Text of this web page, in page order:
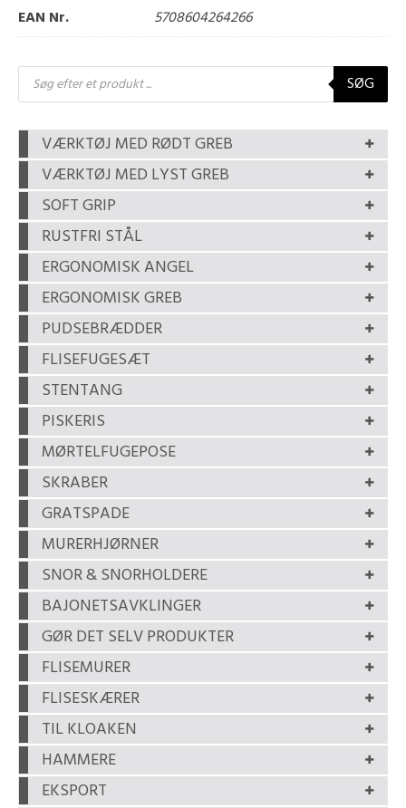
EAN Nr.
5708604264266
Products
search SØG
VÆRKTØJ MED RØDT GREB
VÆRKTØJ MED LYST GREB
SOFT GRIP
RUSTFRI STÅL
ERGONOMISK ANGEL
ERGONOMISK GREB
PUDSEBRÆDDER
FLISEFUGESÆT
STENTANG
PISKERIS
MØRTELFUGEPOSE
SKRABER
GRATSPADE
MURERHJØRNER
SNOR & SNORHOLDERE
BAJONETSAVKLINGER
GØR DET SELV PRODUKTER
FLISEMURER
FLISESKÆRER
TIL KLOAKEN
HAMMERE
EKSPORT